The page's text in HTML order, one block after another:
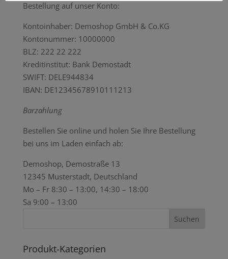
Bestellung auf unser Konto:
Kontoinhaber: Demoshop GmbH & Co.KG
Kontonummer: 10000000
BLZ: 222 22 222
Kreditinstitut: Bank Demostadt
SWIFT: DELE944834
IBAN: DE12345678910111213
Barzahlung
Bestellen Sie online und holen Sie Ihre Bestellung
bei uns im Laden einfach ab:
Demoshop, Demostraße 13
12345 Musterstadt, Deutschland
Mo – Fr 8:30 – 13:00, 14:30 – 18:00
Sa 9:00 – 13:00
Produkt-Kategorien